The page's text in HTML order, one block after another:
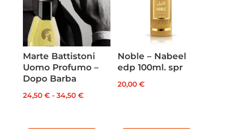
Marte Battistoni
Uomo Profumo –
Dopo Barba
24,50 € - 34,50 €Fascia
Noble – Nabeel
edp 100ml. spr
20,00€